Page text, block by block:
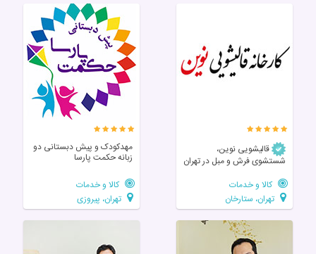
قالیشویی نوین،
شستشوی فرش و مبل در تهران
کالا و خدمات
تهران، ستارخان
مهدکودک و پیش دبستانی دو
زبانه حکمت پارسا
کالا و خدمات
تهران، پیروزی